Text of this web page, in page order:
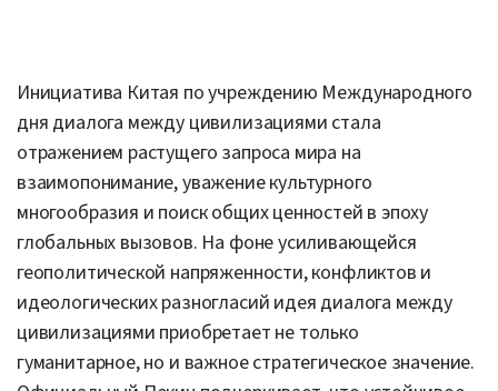
Инициатива Китая по учреждению Международного
дня диалога между цивилизациями стала
отражением растущего запроса мира на
взаимопонимание, уважение культурного
многообразия и поиск общих ценностей в эпоху
глобальных вызовов. На фоне усиливающейся
геополитической напряженности, конфликтов и
идеологических разногласий идея диалога между
цивилизациями приобретает не только
гуманитарное, но и важное стратегическое значение.